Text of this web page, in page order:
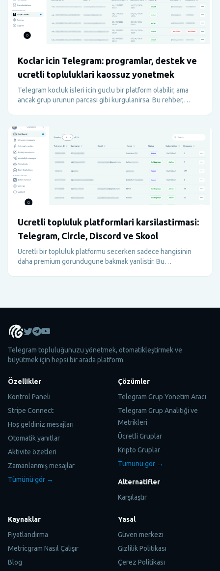
Koclar icin Telegram: programlar, destek ve
ucretli topluluklari kaossuz yonetmek
Telegram kocluk isleri icin guclu bir platform olabilir, ama
ancak grup urunun parcasi gibi kurgulanirsa. Bu rehber,
anlatir.
Ucretli topluluk platformlari karsilastirmasi:
Telegram, Circle, Discord ve Skool
Ucretli bir topluluk platformu secerken sadece hangisinin
daha premium gorundugune bakmak yanlistir. Bu
Telegram topluluğunuzu yönetmek, otomatikleştirmek ve
büyütmek için hepsi bir arada platform.
Özellikler
Kontrol Paneli
Stripe Connect
Hoş geldiniz mesajları
Otomatik yanıtlar
Aktivite özetleri
Zamanlanmış mesajlar
Tümünü gör →
Çözümler
Telegram Grup Yönetim Aracı
Telegram Grup Analitiği ve
Metrikleri
Ücretli Gruplar
Kripto Gruplar
Tümünü gör →
Alternatifler
Karşılaştır
Kaynaklar
Fiyatlandırma
Metricgram Nasıl Çalışır
Blog
Yasal
Güven merkezi
Gizlilik Politikası
Çerez Politikası